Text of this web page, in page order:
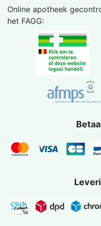
Online apotheek
het FAGG: